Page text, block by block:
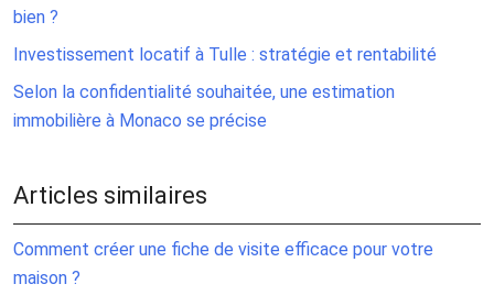
bien ?
Investissement locatif à Tulle : stratégie et rentabilité
Selon la confidentialité souhaitée, une estimation
immobilière à Monaco se précise
Articles similaires
Comment créer une fiche de visite efficace pour votre
maison ?